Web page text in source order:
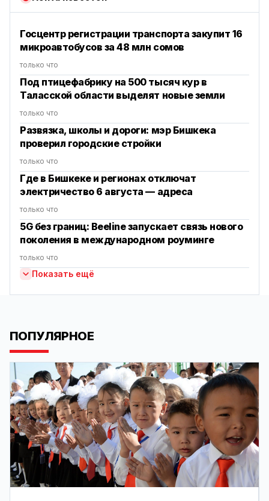
Госцентр регистрации транспорта закупит 16
микроавтобусов за 48 млн сомов
только что
Под птицефабрику на 500 тысяч кур в
Таласской области выделят новые земли
только что
Развязка, школы и дороги: мэр Бишкека
проверил городские стройки
только что
Где в Бишкеке и регионах отключат
электричество 6 августа — адреса
только что
5G без границ: Beeline запускает связь нового
поколения в международном роуминге
только что
Показать ещё
ПОПУЛЯРНОЕ